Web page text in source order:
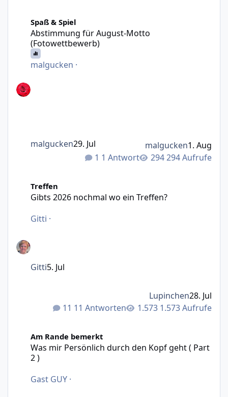
Spaß & Spiel
Abstimmung für August-Motto
(Fotowettbewerb)
malgucken ·
1 Antwort 294 Aufrufe
malgucken29. Jul malgucken1. Aug
Treffen
Gibts 2026 nochmal wo ein Treffen?
Gitti ·
11 Antworten 1.573 Aufrufe
Gitti5. Jul
Lupinchen28. Jul
Am Rande bemerkt
Was mir Persönlich durch den Kopf geht ( Part
2 )
Gast GUY ·